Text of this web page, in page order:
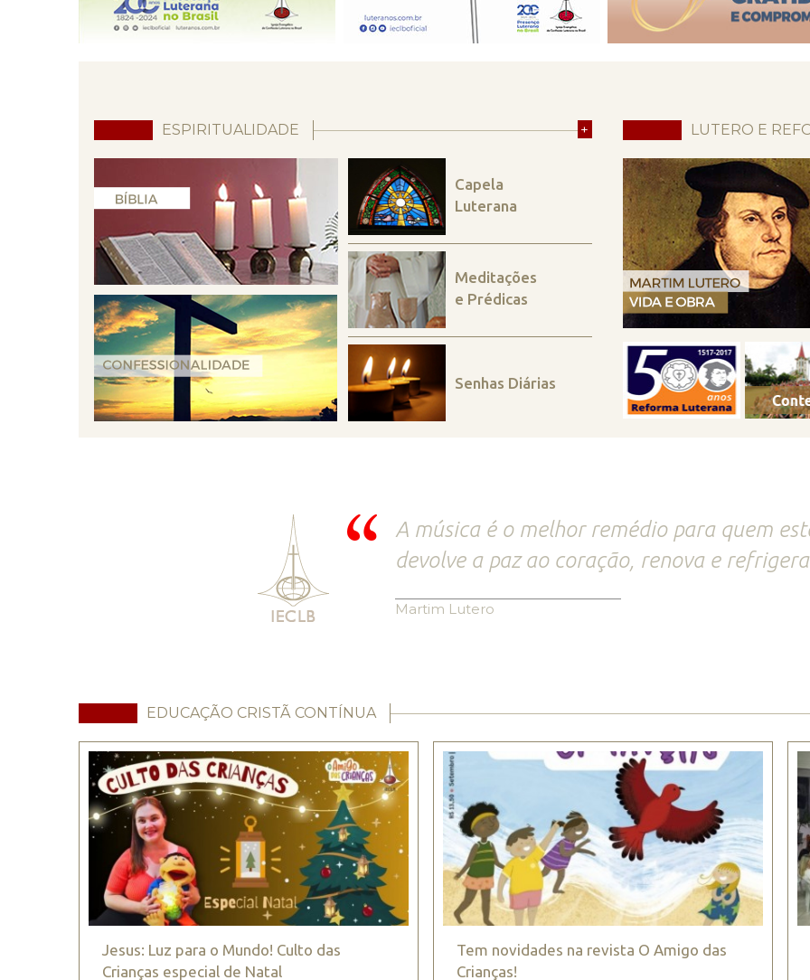
ESPIRITUALIDADE +
Capela
Luterana
Meditações
e Prédicas
Senhas Diárias
LUTERO E
A música é o melhor remédio para quem
devolve a paz ao coração, renova e
Martim Lutero
EDUCAÇÃO CRISTÃ CONTÍNUA
Jesus: Luz para o Mundo! Culto das
Crianças especial de Natal
Tem novidades na revista O Amigo das
Crianças!